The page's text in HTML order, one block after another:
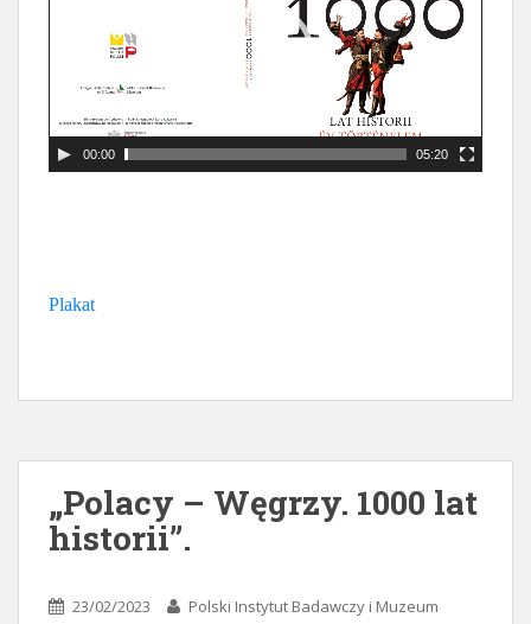
00:00 05:20
Plakat
„Polacy – Węgrzy. 1000 lat
historii”.
23/02/2023 Polski Instytut Badawczy i Muzeum